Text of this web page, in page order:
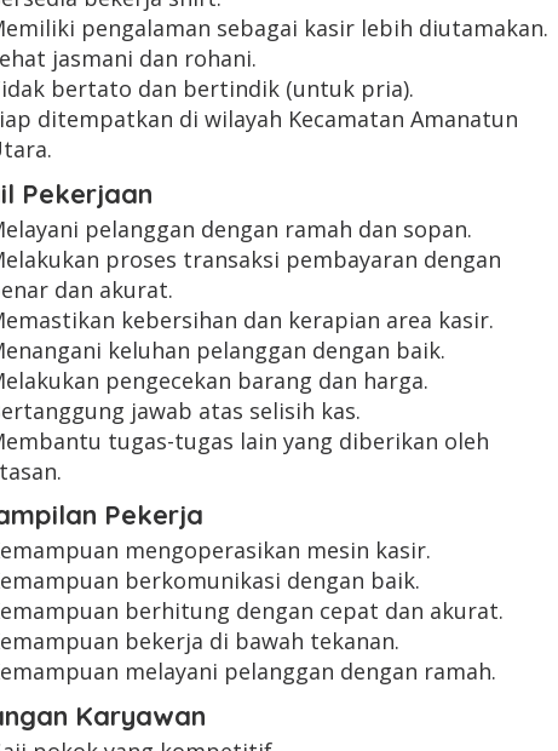
pengalaman sebagai kasir lebih diutamakan.
jasmani dan rohani.
bertato dan bertindik (untuk pria).
ditempatkan di wilayah Kecamatan Amanatun
Pekerjaan
pelanggan dengan ramah dan sopan.
proses transaksi pembayaran dengan
dan akurat.
kebersihan dan kerapian area kasir.
keluhan pelanggan dengan baik.
pengecekan barang dan harga.
jawab atas selisih kas.
tugas-tugas lain yang diberikan oleh
Pekerja
mengoperasikan mesin kasir.
berkomunikasi dengan baik.
berhitung dengan cepat dan akurat.
bekerja di bawah tekanan.
melayani pelanggan dengan ramah.
Karyawan